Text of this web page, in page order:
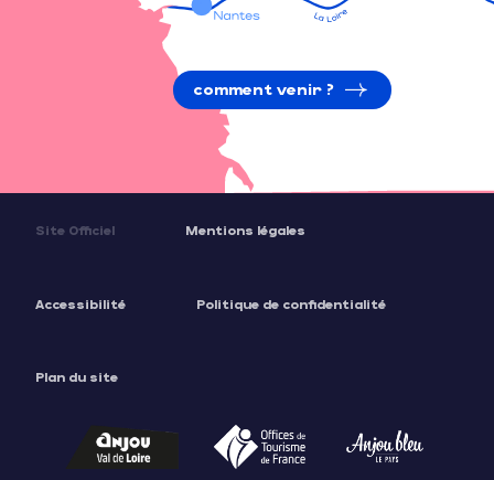
Prestations
comment venir ?
Site Officiel Mentions légales
Accessibilité Politique de confidentialité
Plan du site